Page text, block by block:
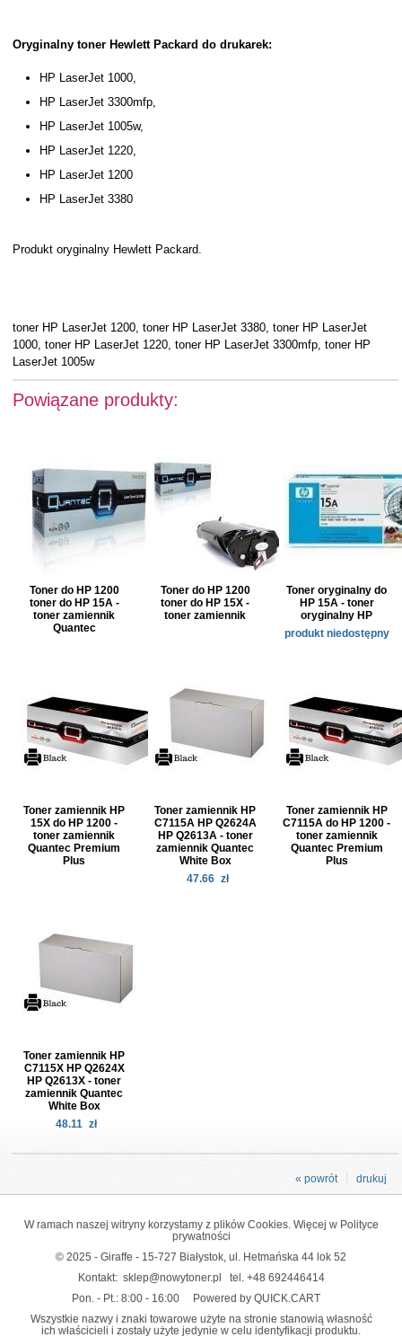
Oryginalny toner Hewlett Packard do drukarek:
HP LaserJet 1000,
HP LaserJet 3300mfp,
HP LaserJet 1005w,
HP LaserJet 1220,
HP LaserJet 1200
HP LaserJet 3380
Produkt oryginalny Hewlett Packard.
toner HP LaserJet 1200, toner HP LaserJet 3380, toner HP LaserJet
1000, toner HP LaserJet 1220, toner HP LaserJet 3300mfp, toner HP
LaserJet 1005w
Powiązane produkty:
Toner do HP 1200
toner do HP 15A -
toner zamiennik
Quantec
Toner do HP 1200
toner do HP 15X -
toner zamiennik
Toner oryginalny do
HP 15A - toner
oryginalny HP
produkt niedostępny
Toner zamiennik HP
15X do HP 1200 -
toner zamiennik
Quantec Premium
Plus
Toner zamiennik HP
C7115A HP Q2624A
HP Q2613A - toner
zamiennik Quantec
White Box
47.66 zł
Toner zamiennik HP
C7115A do HP 1200 -
toner zamiennik
Quantec Premium
Plus
Toner zamiennik HP
C7115X HP Q2624X
HP Q2613X - toner
zamiennik Quantec
White Box
48.11 zł
drukuj
« powrót
W ramach naszej witryny korzystamy z plików Cookies. Więcej w Polityce
prywatności
© 2025 - Giraffe - 15-727 Białystok, ul. Hetmańska 44 lok 52
Kontakt: sklep@nowytoner.pl tel. +48 692446414
Pon. - Pt.: 8:00 - 16:00
Powered by QUICK.CART
Wszystkie nazwy i znaki towarowe użyte na stronie stanowią własność
ich właścicieli i zostały użyte jedynie w celu identyfikacji produktu.